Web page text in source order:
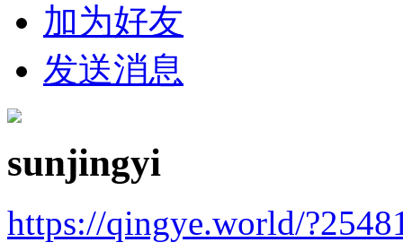
加为好友
发送消息
sunjingyi
https://qingye.world/